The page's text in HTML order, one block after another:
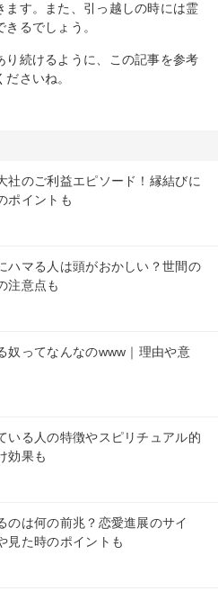
ます。また、引っ越しの時には霊
るでしょう。
続けるように、この記事を参考
さいね。
社のご利益エピソード！縁結びに
ポイントも
ハマる人は頭がおかしい？世間の
注意点も
奴ってなんなのwww｜理由や意
いる人の特徴やスピリチュアル的
効果も
のは何の前兆？恋愛進展のサイ
見た時のポイントも